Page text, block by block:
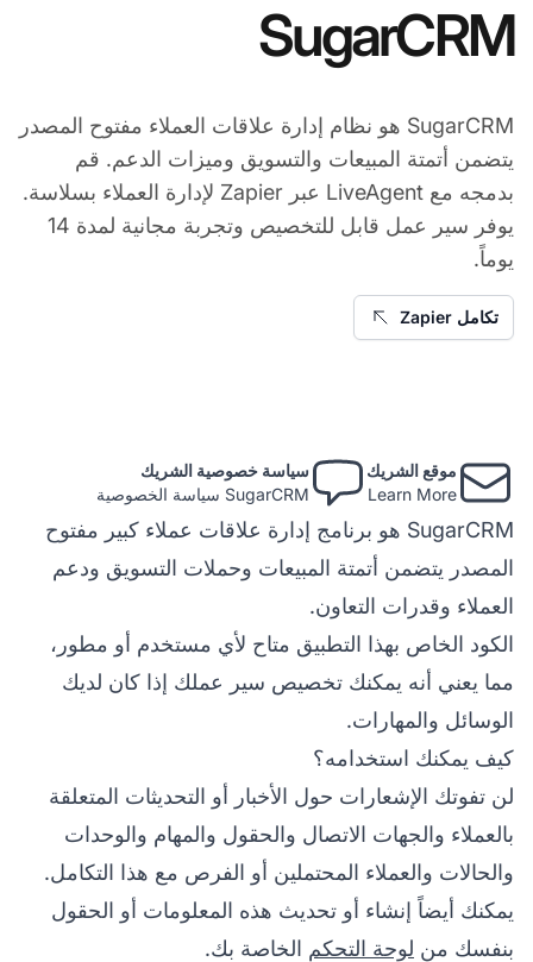
SugarCRM
SugarCRM هو نظام إدارة علاقات العملاء مفتوح المصدر
يتضمن أتمتة المبيعات والتسويق وميزات الدعم. قم
بدمجه مع LiveAgent عبر Zapier لإدارة العملاء بسلاسة.
يوفر سير عمل قابل للتخصيص وتجربة مجانية لمدة 14
يوماً.
تكامل Zapier
موقع الشريك
Learn More
سياسة خصوصية الشريك
SugarCRM سياسة الخصوصية
SugarCRM هو برنامج إدارة علاقات عملاء كبير مفتوح
المصدر يتضمن أتمتة المبيعات وحملات التسويق ودعم
العملاء وقدرات التعاون.
الكود الخاص بهذا التطبيق متاح لأي مستخدم أو مطور،
مما يعني أنه يمكنك تخصيص سير عملك إذا كان لديك
الوسائل والمهارات.
كيف يمكنك استخدامه؟
لن تفوتك الإشعارات حول الأخبار أو التحديثات المتعلقة
بالعملاء والجهات الاتصال والحقول والمهام والوحدات
والحالات والعملاء المحتملين أو الفرص مع هذا التكامل.
يمكنك أيضاً إنشاء أو تحديث هذه المعلومات أو الحقول
بنفسك من لوحة التحكم الخاصة بك.